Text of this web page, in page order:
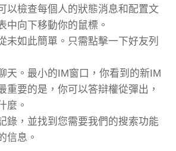
以檢查每個人的狀態消息和配置文
中向下移動你的鼠標。
未如此簡單。只需點擊一下好友列
天。最小的IM窗口，你看到的新IM
重要的是，你可以答辯權從彈出，
麼。
錄，並找到您需要我們的搜索功能
信息。